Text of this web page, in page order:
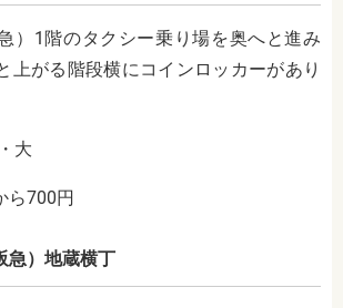
）1階のタクシー乗り場を奥へと進み
上がる階段横にコインロッカーがあり
大
ら700円
急）地蔵横丁